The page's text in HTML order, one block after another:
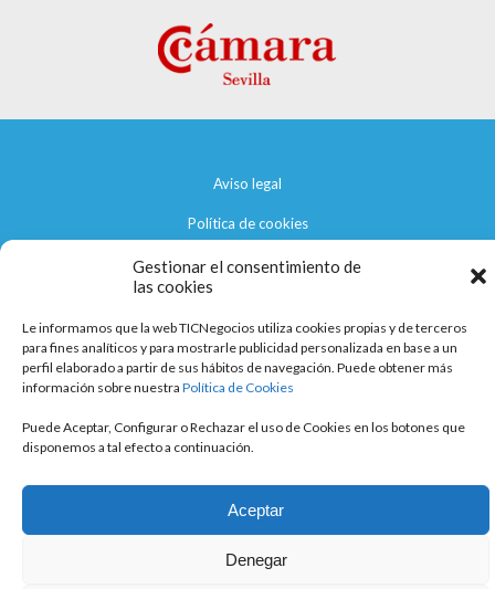
Gestionar el consentimiento de
las cookies
Le informamos que la web TICNegocios utiliza cookies propias y de terceros
para fines analíticos y para mostrarle publicidad personalizada en base a un
perfil elaborado a partir de sus hábitos de navegación. Puede obtener más
información sobre nuestra Política de Cookies
Puede Aceptar, Configurar o Rechazar el uso de Cookies en los botones que
disponemos a tal efecto a continuación.
Aceptar
Denegar
Aviso legal
Política de cookies
Política de privacidad